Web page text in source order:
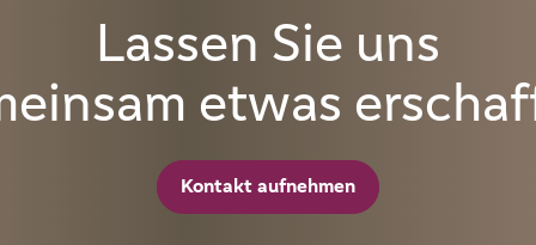
Lassen Sie uns
etwas
Kontakt aufnehmen